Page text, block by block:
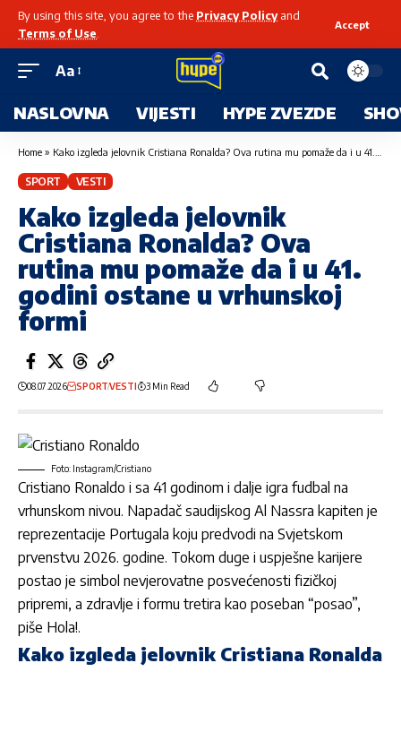
By using this site, you agree to the Privacy Policyand
Terms of Use
Accept
Aa
NASLOVNA VIJESTI HYPE ZVEZDE
Home » Kako izgleda jelovnik Cristiana Ronalda? Ova rutina mu pomaže da i u 41. godini ostane u vrhunskoj formi
SPORT VESTI
Kako izgleda jelovnik
Cristiana Ronalda? Ova
rutina mu pomaže da i u 41.
godini ostane u vrhunskoj
formi
08.07.2026 SPORTVESTI 3 Min Read
Foto: Instagram/Cristiano
Cristiano Ronaldo i sa 41 godinom i dalje igra fudbal na
vrhunskom nivou. Napadač saudijskog Al Nassra kapiten je
reprezentacije Portugala koju predvodi na Svjetskom
prvenstvu 2026. godine. Tokom duge i uspješne karijere
postao je simbol nevjerovatne posvećenosti fizičkoj
pripremi, a zdravlje i formu tretira kao poseban “posao”,
piše Hola!.
Kako izgleda jelovnik Cristiana Ronalda